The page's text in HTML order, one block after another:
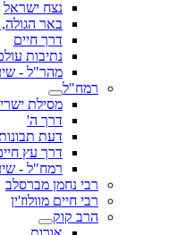
נצח ישראל
באר
דרך חיים
נתיבות
מהר"ל -
רמח"ל
מסילת
דרך ה'
דעת
דרך עץ
רמח"ל -
רבי נחמן מברסלב
רבי חיים מוולוז'ין
הרב קוק